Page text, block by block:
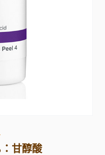
甘醇酸